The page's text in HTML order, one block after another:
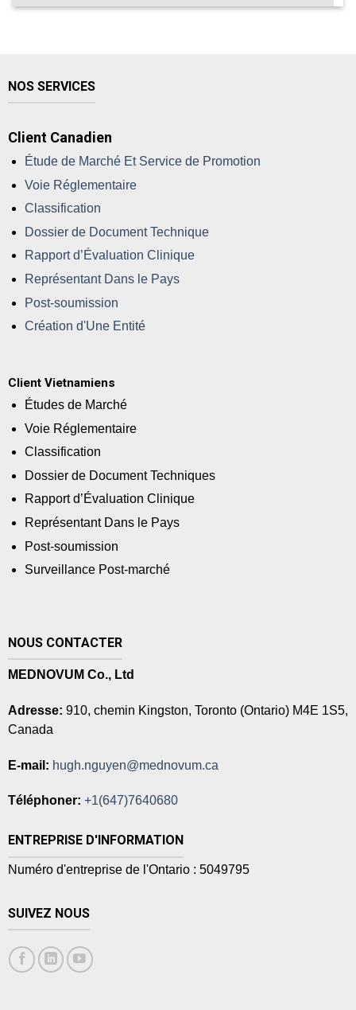
NOS SERVICES
Client Canadien
Étude de Marché Et Service de Promotion
Voie Réglementaire
Classification
Dossier de Document Technique
Rapport d’Évaluation Clinique
Représentant Dans le Pays
Post-soumission
Création d'Une Entité
Client Vietnamiens
Études de Marché
Voie Réglementaire
Classification
Dossier de Document Techniques
Rapport d’Évaluation Clinique
Représentant Dans le Pays
Post-soumission
Surveillance Post-marché
NOUS CONTACTER
MEDNOVUM Co., Ltd
Adresse: 910, chemin Kingston, Toronto (Ontario) M4E 1S5,
Canada
E-mail: hugh.nguyen@mednovum.ca
Téléphoner: +1(647)7640680
ENTREPRISE D'INFORMATION
Numéro d'entreprise de l'Ontario : 5049795
SUIVEZ NOUS